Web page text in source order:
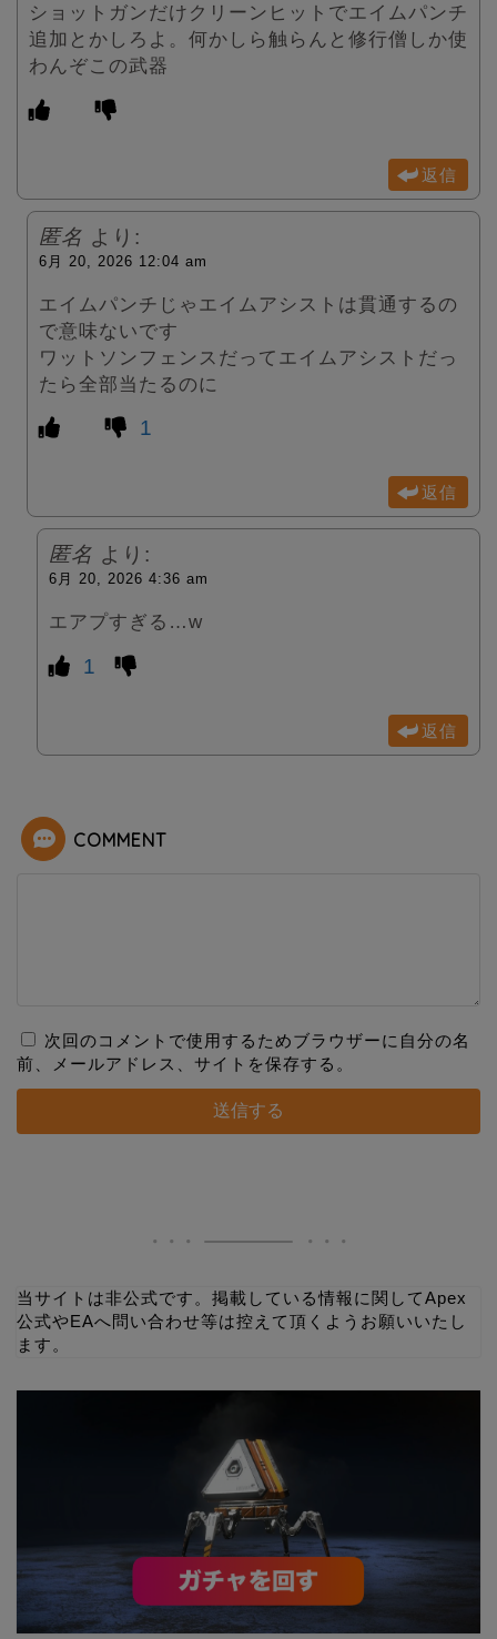
ショットガンだけクリーンヒットでエイムパンチ
追加とかしろよ。何かしら触らんと修行僧しか使
わんぞこの武器
返信
匿名 より:
6月 20, 2026 12:04 am
エイムパンチじゃエイムアシストは貫通するの
で意味ないです
ワットソンフェンスだってエイムアシストだっ
たら全部当たるのに
1
返信
匿名 より:
6月 20, 2026 4:36 am
エアプすぎる…w
1
返信
COMMENT
次回のコメントで使用するためブラウザーに自分の名
前、メールアドレス、サイトを保存する。
当サイトは非公式です。掲載している情報に関してApex
公式やEAへ問い合わせ等は控えて頂くようお願いいたし
ます。